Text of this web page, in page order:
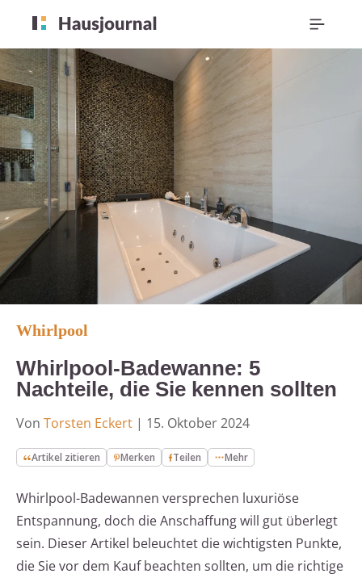
Whirlpool
Whirlpool-Badewanne: 5
Nachteile, die Sie kennen sollten
Von Torsten Eckert | 15. Oktober 2024
Artikel zitieren Merken Teilen Mehr
Whirlpool-Badewannen versprechen luxuriöse
Entspannung, doch die Anschaffung will gut überlegt
sein. Dieser Artikel beleuchtet die wichtigsten Punkte,
die Sie vor dem Kauf beachten sollten, um die richtige